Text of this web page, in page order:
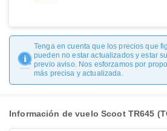
Tenga en cuenta que los precios que
pueden no estar actualizados y estar
previo aviso. Nos esforzamos por
más precisa y actualizada.
Información de vuelo Scoot TR645